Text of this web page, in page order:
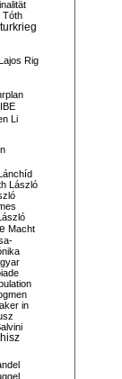
Tóth
Rig
Li
László
Macht
in